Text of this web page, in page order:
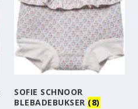
SOFIE SCHNOOR
BLEBADEBUKSER (8)